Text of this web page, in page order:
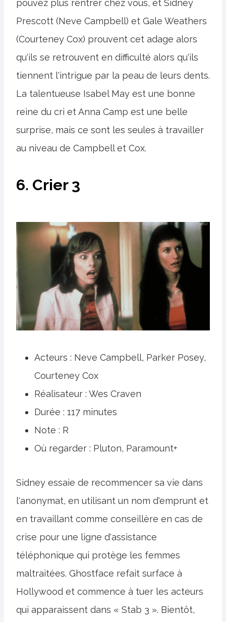
pouvez plus rentrer chez vous, et Sidney
Prescott (Neve Campbell) et Gale Weathers
(Courteney Cox) prouvent cet adage alors
qu'ils se retrouvent en difficulté alors qu'ils
tiennent l'intrigue par la peau de leurs dents.
La talentueuse Isabel May est une bonne
reine du cri et Anna Camp est une belle
surprise, mais ce sont les seules à travailler
au niveau de Campbell et Cox.
6. Crier 3
Acteurs : Neve Campbell, Parker Posey,
Courteney Cox
Réalisateur : Wes Craven
Durée : 117 minutes
Note : R
Où regarder : Pluton, Paramount+
Sidney essaie de recommencer sa vie dans
l'anonymat, en utilisant un nom d'emprunt et
en travaillant comme conseillère en cas de
crise pour une ligne d'assistance
téléphonique qui protège les femmes
maltraitées. Ghostface refait surface à
Hollywood et commence à tuer les acteurs
qui apparaissent dans « Stab 3 ». Bientôt,